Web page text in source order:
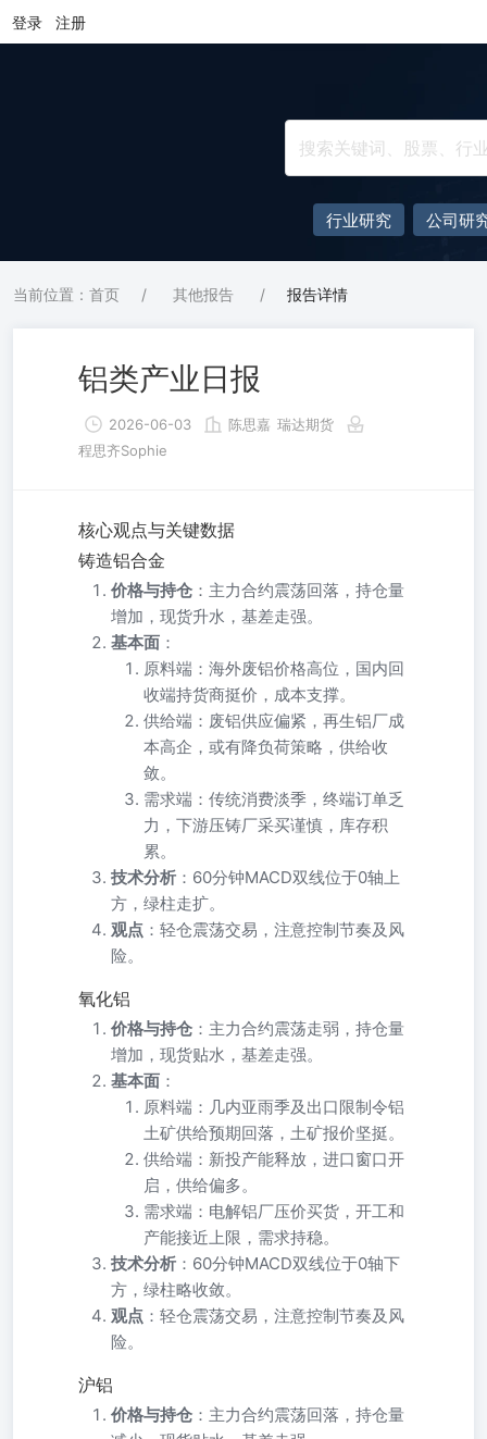
登录 注册
行业研究 公司研
当前位置：首页 / 其他报告 / 报告详情
铝类产业日报
2026-06-03 陈思嘉 瑞达期货
程思齐Sophie
核心观点与关键数据
铸造铝合金
价格与持仓 ：主力合约震荡回落，持仓量
增加，现货升水，基差走强。
基本面 ：
原料端：海外废铝价格高位，国内回
收端持货商挺价，成本支撑。
供给端：废铝供应偏紧，再生铝厂成
本高企，或有降负荷策略，供给收
敛。
需求端：传统消费淡季，终端订单乏
力，下游压铸厂采买谨慎，库存积
累。
技术分析 ：60分钟MACD双线位于0轴上
方，绿柱走扩。
观点 ：轻仓震荡交易，注意控制节奏及风
险。
氧化铝
价格与持仓 ：主力合约震荡走弱，持仓量
增加，现货贴水，基差走强。
基本面 ：
原料端：几内亚雨季及出口限制令铝
土矿供给预期回落，土矿报价坚挺。
供给端：新投产能释放，进口窗口开
启，供给偏多。
需求端：电解铝厂压价买货，开工和
产能接近上限，需求持稳。
技术分析 ：60分钟MACD双线位于0轴下
方，绿柱略收敛。
观点 ：轻仓震荡交易，注意控制节奏及风
险。
沪铝
价格与持仓 ：主力合约震荡回落，持仓量